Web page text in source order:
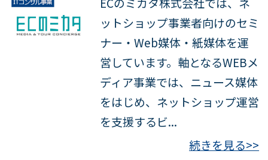
ットショップ事業者向けのセミ
ナー・Web媒体・紙媒体を運
営しています。軸となるWEBメ
ディア事業では、ニュース媒体
をはじめ、ネットショップ運営
を支援するビ...
続きを見る>>